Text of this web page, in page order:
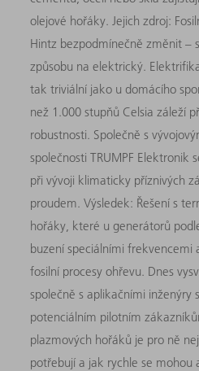
olejové hořáky. Jejich zdroj:
Hintz bezpodmínečně změnit –
způsobu na elektrický.
tak triviální jako u domácího
než 1.000 stupňů Celsia záleží
robustnosti. Společně s
společnosti TRUMPF Elektronik
při vývoji klimaticky příznivých
proudem. Výsledek: Řešení s
hořáky, které u generátorů
buzení speciálními
fosilní procesy ohřevu. Dnes
společně s aplikačními inženýry
potenciálním pilotním
plazmových hořáků je pro ně
potřebují a jak rychle se mohou